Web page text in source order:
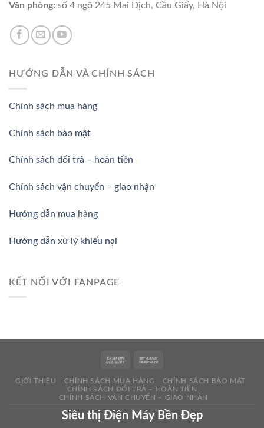
Văn phòng: số 4 ngõ 245 Mai Dịch, Cầu Giấy, Hà Nội
HƯỚNG DẪN VÀ CHÍNH SÁCH
Chính sách mua hàng
Chính sách bảo mật
Chính sách đổi trả – hoàn tiền
Chính sách vận chuyển – giao nhận
Hướng dẫn mua hàng
Hướng dẫn xử lý khiếu nại
KẾT NỐI VỚI FANPAGE
GIỚI THIỆU CHÍNH SÁCH MUA HÀNG
CHÍNH SÁCH BẢO MẬT
CHÍNH SÁCH ĐỔI TRẢ – HOÀN TIỀN
CHÍNH SÁCH VẬN CHUYỂN – GIAO NHẬN
Siêu thị Điện Máy Bền Đẹp